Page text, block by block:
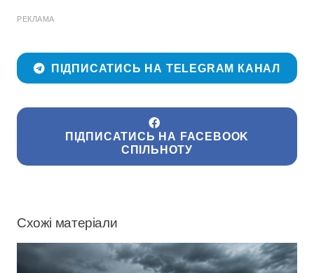
РЕКЛАМА
ПІДПИСАТИСЬ НА TELEGRAM КАНАЛ
ПІДПИСАТИСЬ НА FACEBOOK
СПІЛЬНОТУ
Схожі матеріали